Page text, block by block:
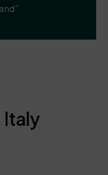
Italy